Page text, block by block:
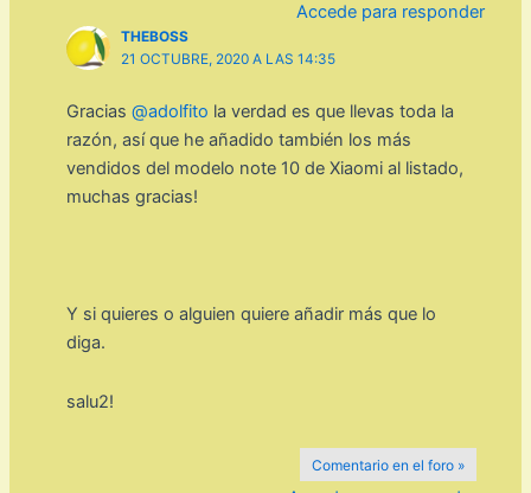
Accede para responder
THEBOSS
21 OCTUBRE, 2020 A LAS 14:35
Gracias@adolfito la verdad es que llevas toda la
razón, así que he añadido también los más
vendidos del modelo note 10 de Xiaomi al listado,
muchas gracias!
Y si quieres o alguien quiere añadir más que lo
diga.
salu2!
Comentario en el foro »